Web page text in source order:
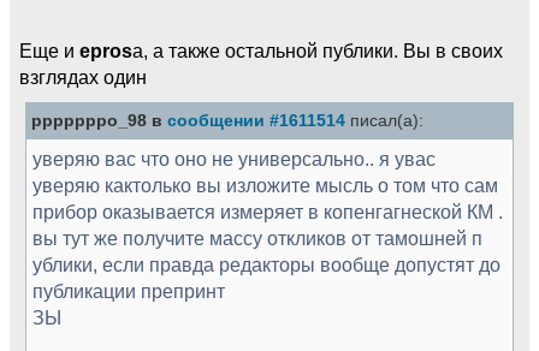
Еще и eprosа, а также остальной публики. Вы в своих
взглядах один
pppppppo_98 в сообщении #1611514 писал(а):
уверяю вас что оно не универсально.. я увас
уверяю кактолько вы изложите мысль о том что сам
прибор оказывается измеряет в копенгагнеской КМ .
вы тут же получите массу откликов от тамошней п
ублики, если правда редакторы вообще допустят до
публикации препринт
ЗЫ